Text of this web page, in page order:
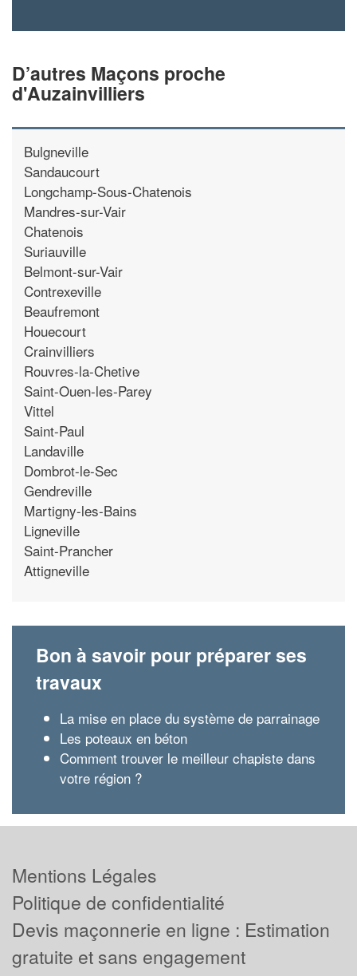
D’autres Maçons proche
d'Auzainvilliers
Bulgneville
Sandaucourt
Longchamp-Sous-Chatenois
Mandres-sur-Vair
Chatenois
Suriauville
Belmont-sur-Vair
Contrexeville
Beaufremont
Houecourt
Crainvilliers
Rouvres-la-Chetive
Saint-Ouen-les-Parey
Vittel
Saint-Paul
Landaville
Dombrot-le-Sec
Gendreville
Martigny-les-Bains
Ligneville
Saint-Prancher
Attigneville
Bon à savoir pour préparer ses
travaux
La mise en place du système de parrainage
Les poteaux en béton
Comment trouver le meilleur chapiste dans
votre région ?
Mentions Légales
Politique de confidentialité
Devis maçonnerie en ligne : Estimation
gratuite et sans engagement